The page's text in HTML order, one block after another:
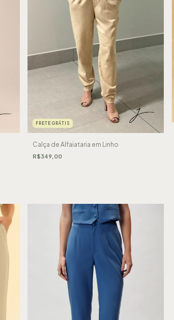
FRETE GRÁTIS
Calça de Alfaiataria em Linho
R$349,00